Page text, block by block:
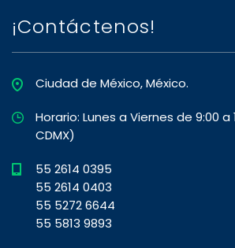
¡Contáctenos!
Ciudad de México, México.
Horario: Lunes a Viernes de 9:00 a
CDMX)
55 2614 0395
55 2614 0403
55 5272 6644
55 5813 9893